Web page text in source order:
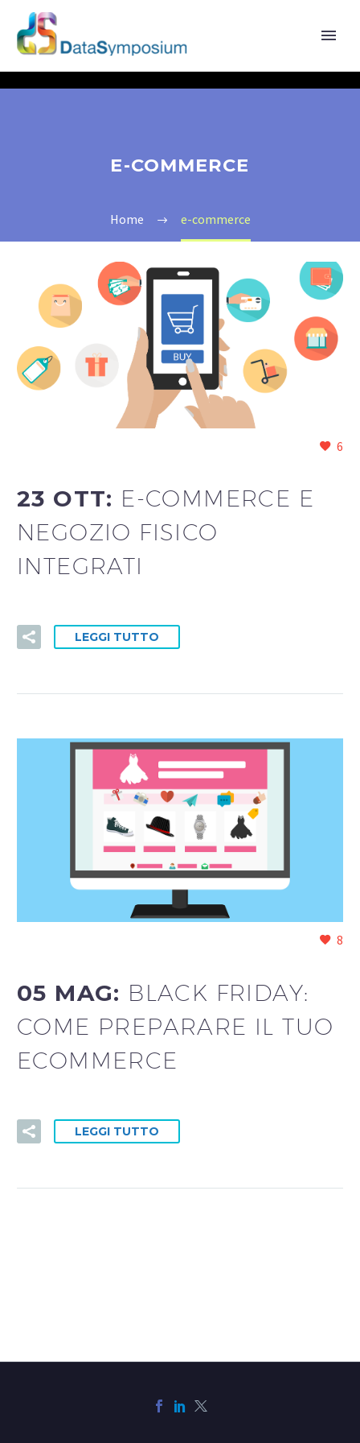
E-COMMERCE
Home e-commerce
6
23 OTT: E-COMMERCE E
NEGOZIO FISICO
INTEGRATI
LEGGI TUTTO
8
05 MAG: BLACK FRIDAY:
COME PREPARARE IL TUO
ECOMMERCE
LEGGI TUTTO